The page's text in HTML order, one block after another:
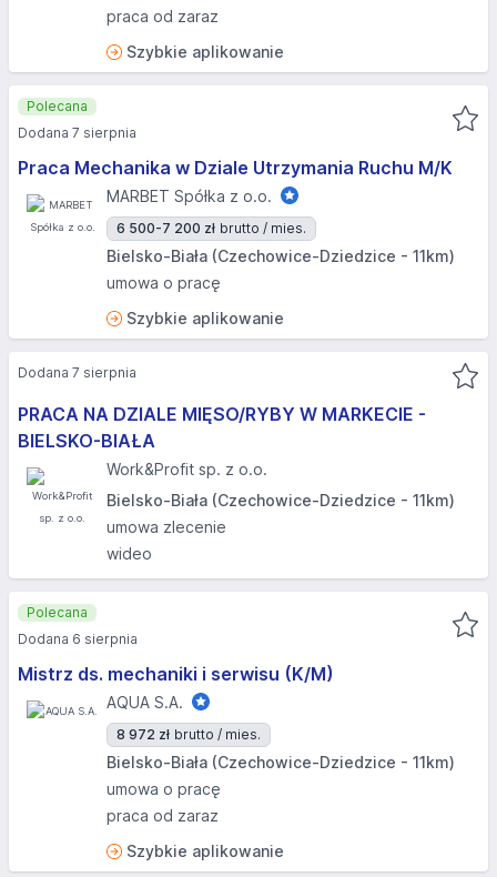
praca od zaraz
Szybkie aplikowanie
Praca Mechanika w Dziale Utrzymania Ruchu M/K
MARBET Spółka z o.o.
6 500-7 200 zł brutto / mies.
Bielsko-Biała (Czechowice-Dziedzice - 11km)
umowa o pracę
Szybkie aplikowanie
Polecana
Dodana 7 sierpnia
PRACA NA DZIALE MIĘSO/RYBY W MARKECIE -
BIELSKO-BIAŁA​
Work&Profit sp. z o.o.
Bielsko-Biała (Czechowice-Dziedzice - 11km)
umowa zlecenie
wideo
Dodana 7 sierpnia
Mistrz ds. mechaniki i serwisu (K/M)
AQUA S.A.
8 972 zł brutto / mies.
Bielsko-Biała (Czechowice-Dziedzice - 11km)
umowa o pracę
praca od zaraz
Szybkie aplikowanie
Polecana
Dodana 6 sierpnia